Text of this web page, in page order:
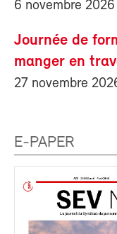
6 novembre
Journée de
manger en
27 novembre
E-PAPER